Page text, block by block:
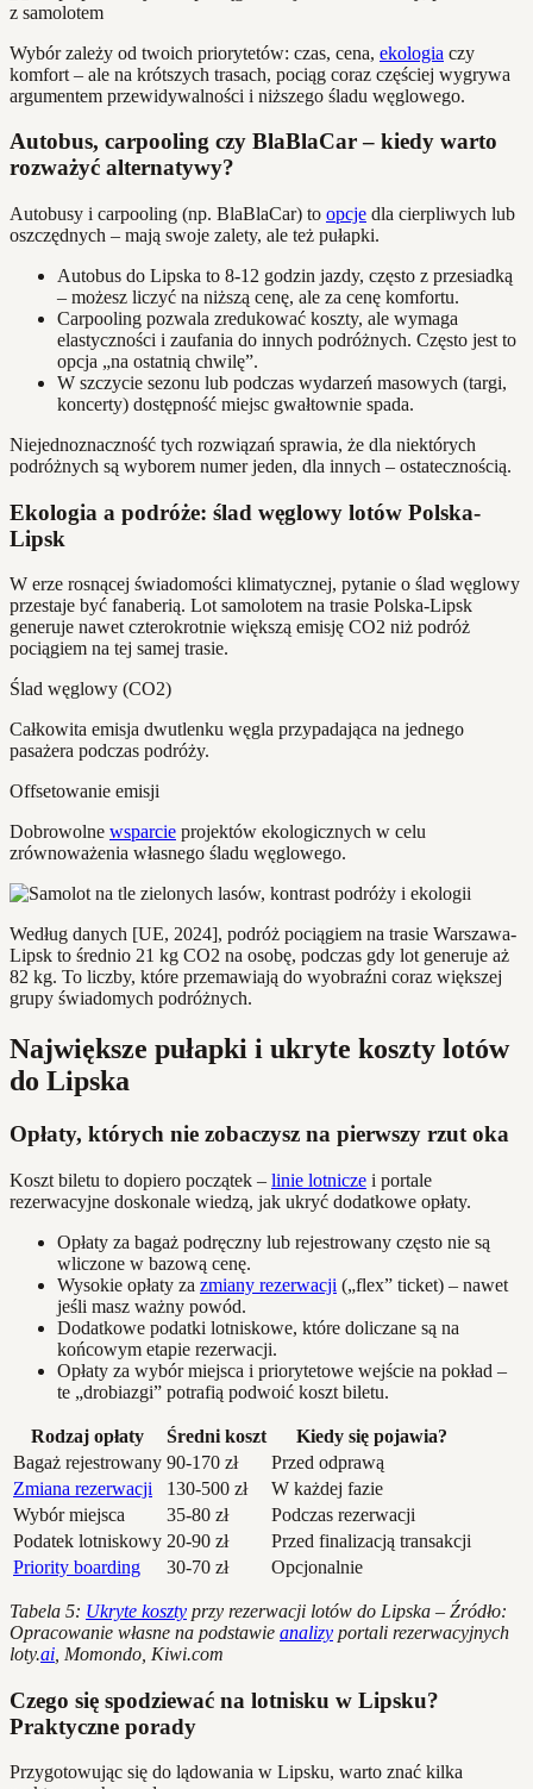
Wybór zależy od twoich priorytetów: czas, cena, ekologia czy
komfort – ale na krótszych trasach, pociąg coraz częściej wygrywa
argumentem przewidywalności i niższego śladu węglowego.
Autobus, carpooling czy BlaBlaCar – kiedy warto
rozważyć alternatywy?
Autobusy i carpooling (np. BlaBlaCar) to opcje dla cierpliwych lub
oszczędnych – mają swoje zalety, ale też pułapki.
Autobus do Lipska to 8-12 godzin jazdy, często z przesiadką
– możesz liczyć na niższą cenę, ale za cenę komfortu.
Carpooling pozwala zredukować koszty, ale wymaga
elastyczności i zaufania do innych podróżnych. Często jest to
opcja „na ostatnią chwilę”.
W szczycie sezonu lub podczas wydarzeń masowych (targi,
koncerty) dostępność miejsc gwałtownie spada.
Niejednoznaczność tych rozwiązań sprawia, że dla niektórych
podróżnych są wyborem numer jeden, dla innych – ostatecznością.
Ekologia a podróże: ślad węglowy lotów Polska-
Lipsk
W erze rosnącej świadomości klimatycznej, pytanie o ślad węglowy
przestaje być fanaberią. Lot samolotem na trasie Polska-Lipsk
generuje nawet czterokrotnie większą emisję CO2 niż podróż
pociągiem na tej samej trasie.
Ślad węglowy (CO2)
Całkowita emisja dwutlenku węgla przypadająca na jednego
pasażera podczas podróży.
Offsetowanie emisji
Dobrowolne wsparcie projektów ekologicznych w celu
zrównoważenia własnego śladu węglowego.
Według danych [UE, 2024], podróż pociągiem na trasie Warszawa-
Lipsk to średnio 21 kg CO2 na osobę, podczas gdy lot generuje aż
82 kg. To liczby, które przemawiają do wyobraźni coraz większej
grupy świadomych podróżnych.
Największe pułapki i ukryte koszty lotów
do Lipska
Opłaty, których nie zobaczysz na pierwszy rzut oka
Koszt biletu to dopiero początek – linie lotnicze i portale
rezerwacyjne doskonale wiedzą, jak ukryć dodatkowe opłaty.
Opłaty za bagaż podręczny lub rejestrowany często nie są
wliczone w bazową cenę.
Wysokie opłaty za zmiany rezerwacji („flex” ticket) – nawet
jeśli masz ważny powód.
Dodatkowe podatki lotniskowe, które doliczane są na
końcowym etapie rezerwacji.
Opłaty za wybór miejsca i priorytetowe wejście na pokład –
te „drobiazgi” potrafią podwoić koszt biletu.
Rodzaj opłaty Średni koszt
Kiedy się pojawia?
Bagaż rejestrowany 90-170 zł
Przed odprawą
Zmiana rezerwacji
130-500 zł
W każdej fazie
Wybór miejsca
35-80 zł
Podczas rezerwacji
Podatek lotniskowy 20-90 zł
Przed finalizacją transakcji
Priority boarding
30-70 zł Opcjonalnie
Tabela 5: Ukryte koszty przy rezerwacji lotów do Lipska – Źródło:
Opracowanie własne na podstawie analizy portali rezerwacyjnych
loty.ai , Momondo, Kiwi.com
Czego się spodziewać na lotnisku w Lipsku?
Praktyczne porady
Przygotowując się do lądowania w Lipsku, warto znać kilka